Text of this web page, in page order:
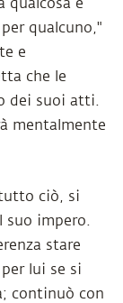
qualcosa e
qualcuno,"
e
che le
dei suoi atti.
mentalmente
ciò, si
suo impero.
stare
lui se si
continuò con